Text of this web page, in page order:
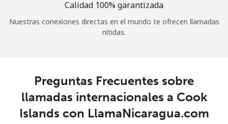
Calidad 100% garantizada
Nuestras conexiones directas en el mundo te ofrecen llamadas
nítidas.
Preguntas Frecuentes sobre
llamadas internacionales a Cook
Islands con LlamaNicaragua.com